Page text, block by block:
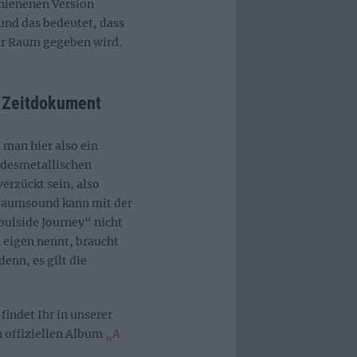
Version
das bedeutet, dass
Raum gegeben wird.
hier also ein
sein, also
kann mit der
Journey“ nicht
nennt, braucht
es gilt die
Ihr in unserer
offiziellen Album „A